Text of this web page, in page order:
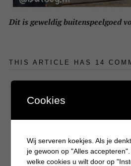
Dit is geweldig buitenspeelgoed
THIS ARTICLE HAS 14
7 JUNI 2016 OM 05:55
kledingstuk of iets prijzigs
Maar er zijn inderdaad
Cookies
Wij serveren koekjes. Als je
je gewoon op "Alles
welke cookies u wilt door op